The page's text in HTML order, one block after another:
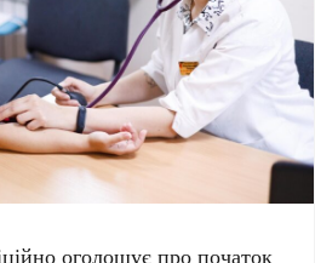
оголошує про початок